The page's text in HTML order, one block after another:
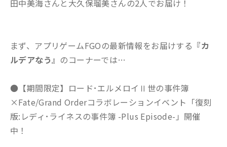
田中美海さんと大久保瑠美さんの2人でお届け！
まず、アプリゲームFGOの最新情報をお届けする 『カ
ルデアなう』 のコーナーでは…
●【期間限定】ロード･エルメロイⅡ世の事件簿
×Fate/Grand Orderコラボレーションイベント「復刻
版:レディ･ライネスの事件簿 -Plus Episode-」開催
中！